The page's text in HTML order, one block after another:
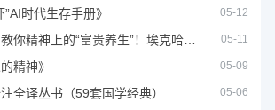
”AI时代生存手册》 05-12
05-11
精神》 05-09
全译丛书（59套国学经典） 05-06